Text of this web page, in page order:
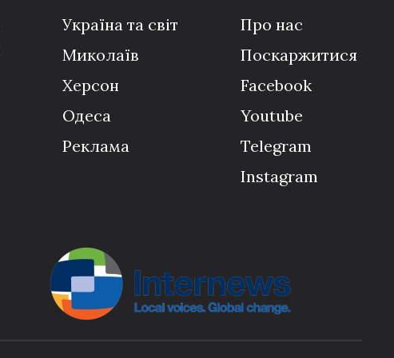
Україна та світ
Миколаїв
Херсон
Одеса
Реклама
Про нас
Поскаржитися
Facebook
Youtube
Telegram
Instagram